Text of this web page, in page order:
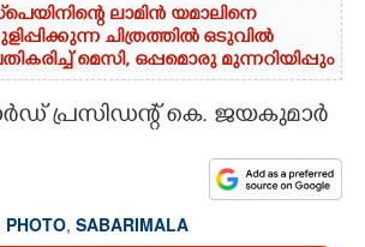
ലാമിൻ യമാലിനെ
ചിത്രത്തിൽ ഒടുവിൽ
മെസി, ഒപ്പമൊരു മുന്നറിയിപ്പും
പ്രസിഡന്റ് കെ. ജയകുമാർ
PHOTO, SABARIMALA